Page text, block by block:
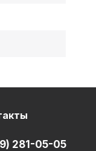
281-05-05